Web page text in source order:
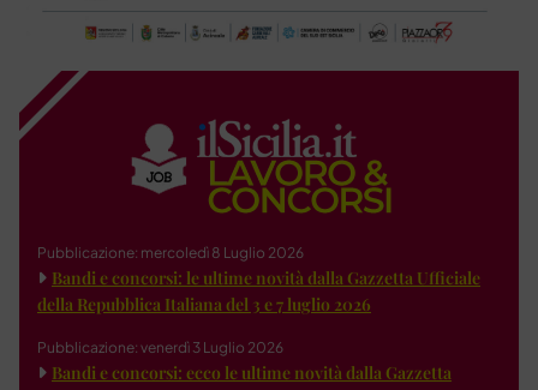
Pubblicazione: mercoledì 8 Luglio 2026
Bandi e concorsi: le ultime novità dalla Gazzetta Ufficiale
della Repubblica Italiana del 3 e 7 luglio 2026
Pubblicazione: venerdì 3 Luglio 2026
Bandi e concorsi: ecco le ultime novità dalla Gazzetta